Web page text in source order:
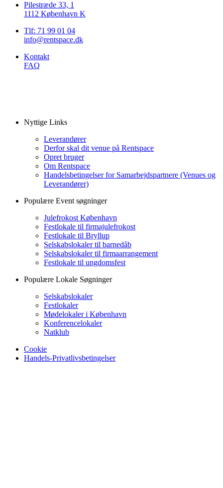
Pilestræde 33, 1
1112 København K
Tlf: 71 99 01 04
info@rentspace.dk
Kontakt
FAQ
Nyttige Links
Leverandører
Derfor skal dit venue på Rentspace
Opret bruger
Om Rentspace
Handelsbetingelser for Samarbejdspartnere (Venues og
Leverandører)
Populære Event søgninger
Julefrokost København
Festlokale til firmajulefrokost
Festlokale til Bryllup
Selskabslokaler til barnedåb
Selskabslokaler til firmaarrangement
Festlokale til ungdomsfest
Populære Lokale Søgninger
Selskabslokaler
Festlokaler
Mødelokaler i København
Konferencelokaler
Natklub
Cookie
Handels-Privatlivsbetingelser